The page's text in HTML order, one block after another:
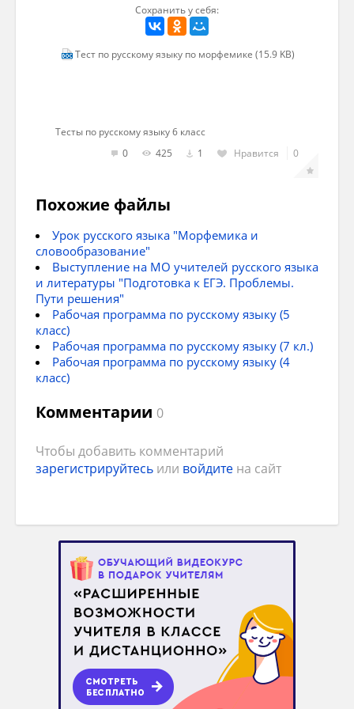
3) под-
Вопрос:
Выберите слова, которые написаны
правильно.
Выберите несколько из 4 вариантов ответа:
1) дезынфекция
2) межинститутский
Задание 7
Выберите слова, которые написаны
неправильно.
Выберите несколько из 4 вариантов ответа:
1) предыстория
2) небезынтересный
3) подитожить
Сохранить у себя:
Тест по русскому языку по морфемике (15.9 KB)
Тесты по русскому языку 6 класс
0
425 1 Нравится 0
Похожие файлы
Урок русского языка "Морфемика и
словообразование"
Выступление на МО учителей русского языка
и литературы "Подготовка к ЕГЭ. Проблемы.
Пути решения"
Рабочая программа по русскому языку (5
класс)
Рабочая программа по русскому языку (7 кл.)
Рабочая программа по русскому языку (4
класс)
Комментарии 0
Чтобы добавить комментарий
зарегистрируйтесь или войдите на сайт